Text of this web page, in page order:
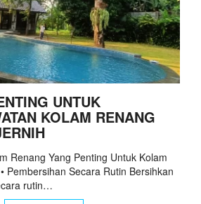
UNTUK
KOLAM RENANG
Renang Yang Penting Untuk Kolam
Pembersihan Secara Rutin Bersihkan
rutin…